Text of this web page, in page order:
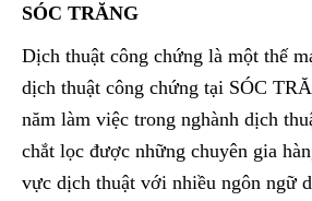
SÓC TRĂNG
Dịch thuật công chứng là một thế
dịch thuật công chứng tại SÓC
năm làm việc trong nghành dịch
chắt lọc được những chuyên gia
vực dịch thuật với nhiều ngôn ngữ